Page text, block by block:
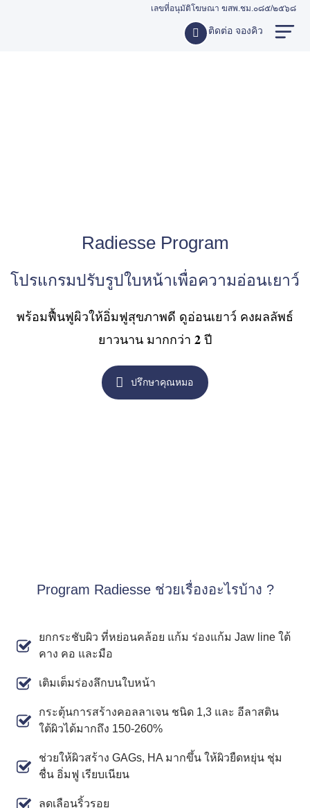
เลขที่อนุมัติโฆษณา ฆสพ.ชม.๐๘๕/๒๕๖๘
ติดต่อ จองคิว
Radiesse Program
โปรแกรมปรับรูปใบหน้าเพื่อความอ่อนเยาว์
พร้อมฟื้นฟูผิวให้อิ่มฟูสุขภาพดี ดูอ่อนเยาว์ คงผลลัพธ์
ยาวนาน มากกว่า 𝟐 ปี
ปรึกษาคุณหมอ
Program Radiesse ช่วยเรื่องอะไรบ้าง ?
ยกกระชับผิว ที่หย่อนคล้อย แก้ม ร่องแก้ม Jaw line ใต้
คาง คอ และมือ
เติมเต็มร่องลึกบนใบหน้า
กระตุ้นการสร้างคอลลาเจน ชนิด 1,3 และ อีลาสติน
ใต้ผิวได้มากถึง 150-260%
ช่วยให้ผิวสร้าง GAGs, HA มากขึ้น ให้ผิวยืดหยุ่น ชุ่ม
ชื่น อิ่มฟู เรียบเนียน
ลดเลือนริ้วรอย